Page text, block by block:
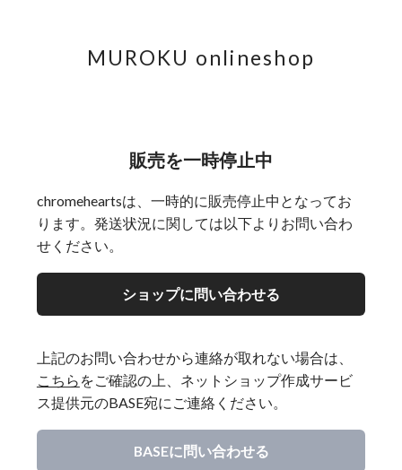
MUROKU onlineshop
販売を一時停止中
chromeheartsは、一時的に販売停止中となってお
ります。発送状況に関しては以下よりお問い合わ
せください。
ショップに問い合わせる
上記のお問い合わせから連絡が取れない場合は、
こちら をご確認の上、ネットショップ作成サービ
ス提供元のBASE宛にご連絡ください。
BASEに問い合わせる